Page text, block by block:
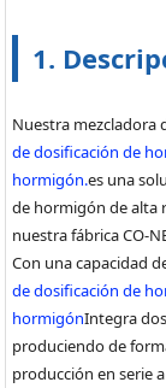
1.
Nuestra mezcladora
de dosificación de
hormigón.es una
de hormigón de alta
nuestra fábrica CO-
Con una capacidad
de dosificación de
hormigónIntegra
produciendo de
producción en serie